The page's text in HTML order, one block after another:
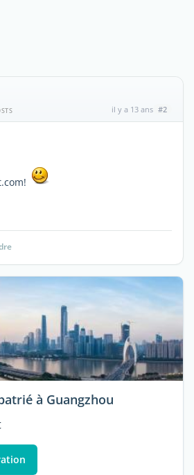
il y a 13 ans #2
à Guangzhou